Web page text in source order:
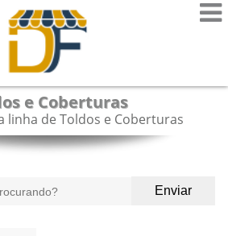
e Coberturas
linha de Toldos e Coberturas
Enviar